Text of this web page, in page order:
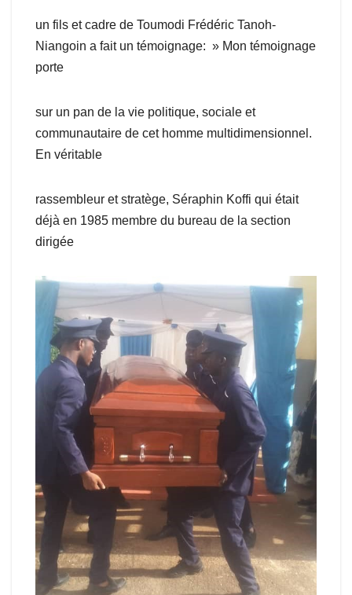
un fils et cadre de Toumodi Frédéric Tanoh-
Niangoin a fait un témoignage: » Mon témoignage
porte
sur un pan de la vie politique, sociale et
communautaire de cet homme multidimensionnel.
En véritable
rassembleur et stratège, Séraphin Koffi qui était
déjà en 1985 membre du bureau de la section
dirigée